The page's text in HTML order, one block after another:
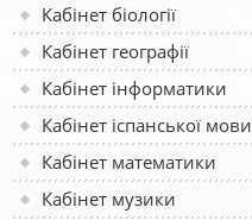
Кабінет біології
Кабінет географії
Кабінет інформатики
Кабінет іспанської мови
Кабінет математики
Кабінет музики